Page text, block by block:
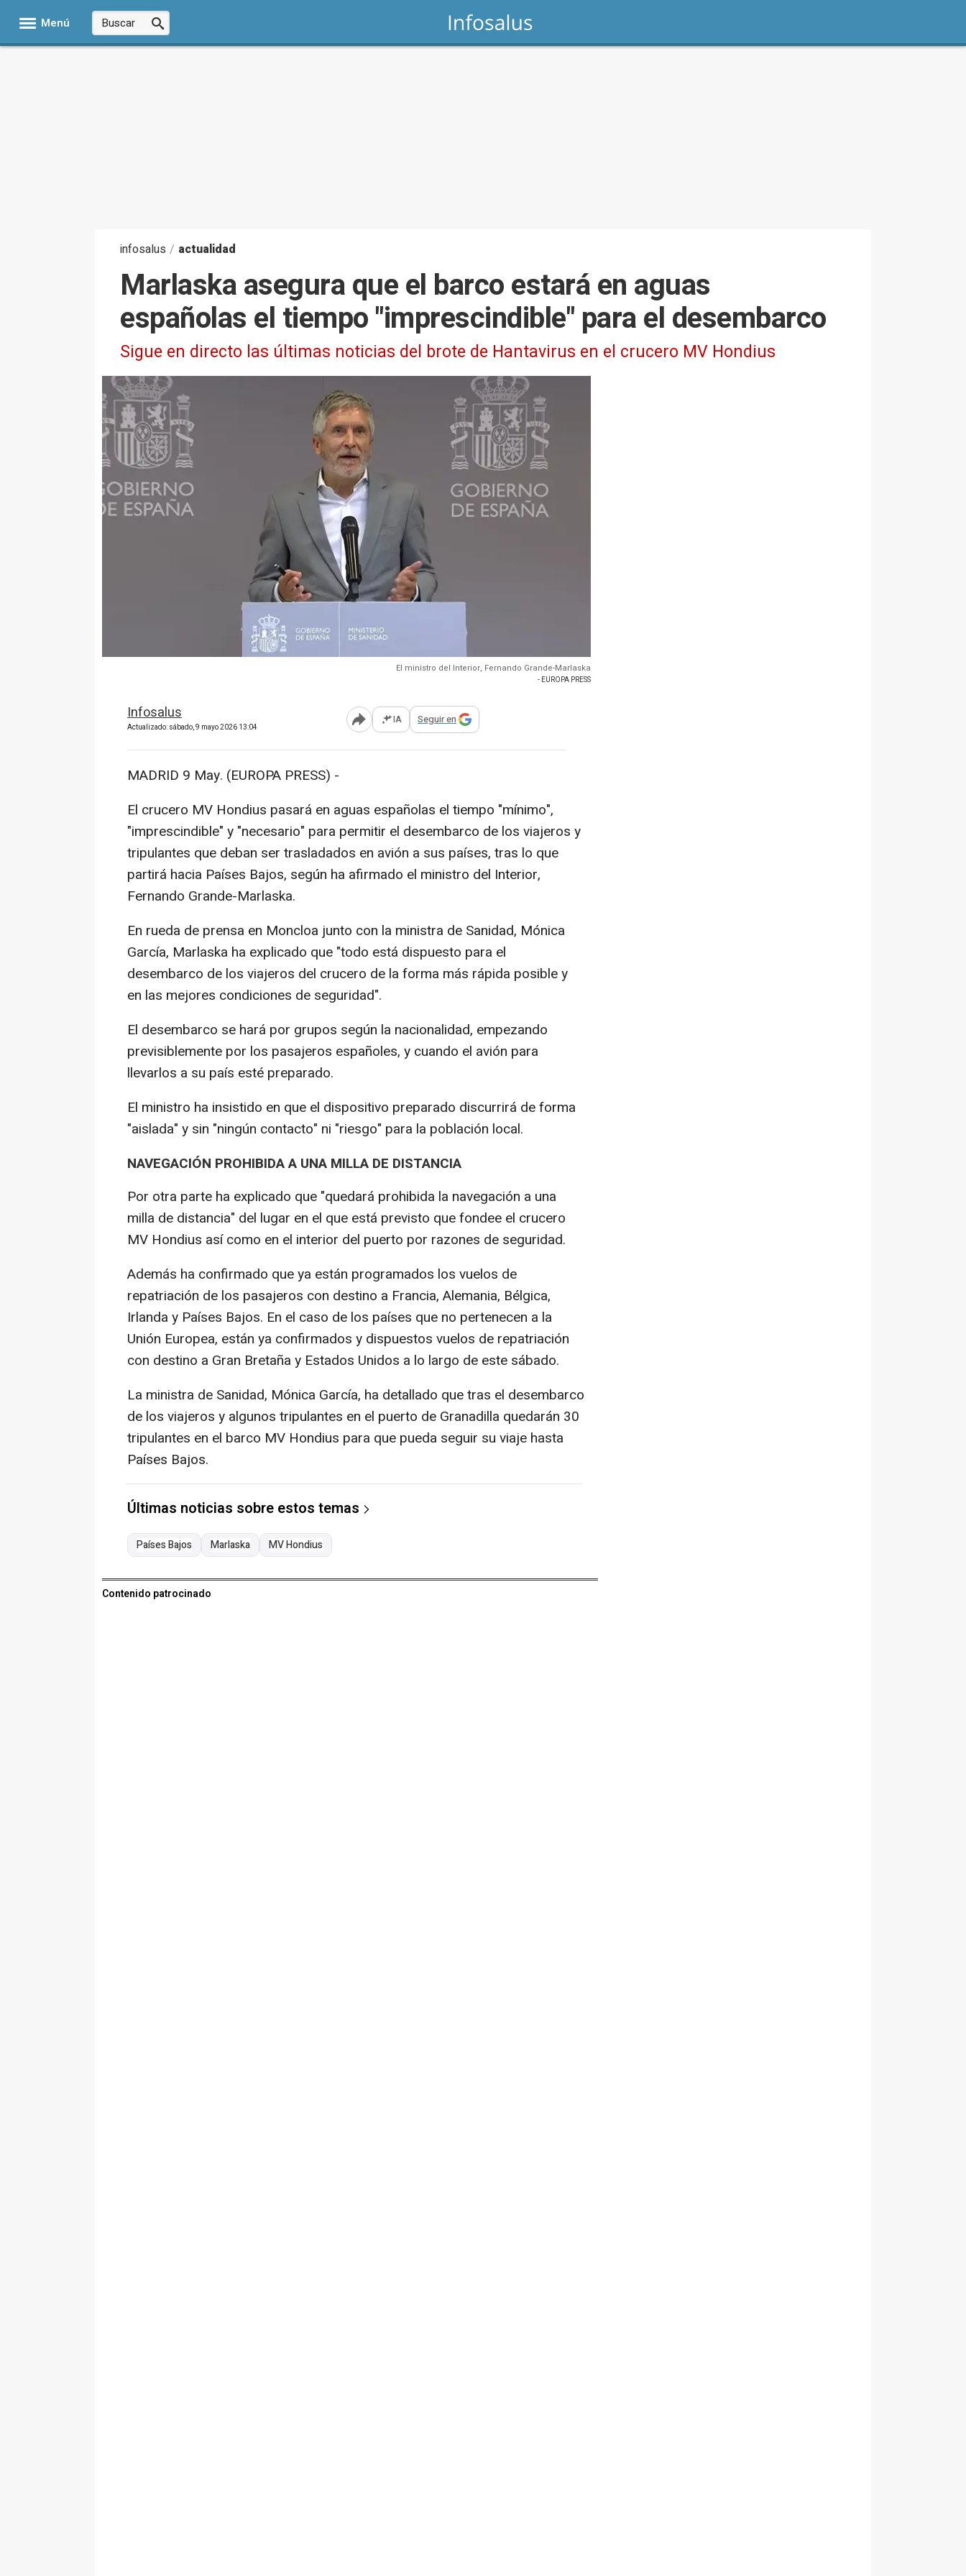
Menú
infosalus / actualidad
Marlaska asegura que el barco estará en aguas
españolas el tiempo "imprescindible" para el desembarco
Sigue en directo las últimas noticias del brote de Hantavirus en el crucero MV Hondius
El ministro del Interior, Fernando Grande-Marlaska
- EUROPA PRESS
Infosalus
Actualizado: sábado, 9 mayo 2026 13:04 Abrir opciones para compartir
IA Seguir en
MADRID 9 May. (EUROPA PRESS) -
El crucero MV Hondius pasará en aguas españolas el tiempo "mínimo",
"imprescindible" y "necesario" para permitir el desembarco de los viajeros y
tripulantes que deban ser trasladados en avión a sus países, tras lo que
partirá hacia Países Bajos, según ha afirmado el ministro del Interior,
Fernando Grande-Marlaska.
En rueda de prensa en Moncloa junto con la ministra de Sanidad, Mónica
García, Marlaska ha explicado que "todo está dispuesto para el
desembarco de los viajeros del crucero de la forma más rápida posible y
en las mejores condiciones de seguridad".
El desembarco se hará por grupos según la nacionalidad, empezando
previsiblemente por los pasajeros españoles, y cuando el avión para
llevarlos a su país esté preparado.
El ministro ha insistido en que el dispositivo preparado discurrirá de forma
"aislada" y sin "ningún contacto" ni "riesgo" para la población local.
NAVEGACIÓN PROHIBIDA A UNA MILLA DE DISTANCIA
Por otra parte ha explicado que "quedará prohibida la navegación a una
milla de distancia" del lugar en el que está previsto que fondee el crucero
MV Hondius así como en el interior del puerto por razones de seguridad.
Además ha confirmado que ya están programados los vuelos de
repatriación de los pasajeros con destino a Francia, Alemania, Bélgica,
Irlanda y Países Bajos. En el caso de los países que no pertenecen a la
Unión Europea, están ya confirmados y dispuestos vuelos de repatriación
con destino a Gran Bretaña y Estados Unidos a lo largo de este sábado.
La ministra de Sanidad, Mónica García, ha detallado que tras el desembarco
de los viajeros y algunos tripulantes en el puerto de Granadilla quedarán 30
tripulantes en el barco MV Hondius para que pueda seguir su viaje hasta
Países Bajos.
Últimas noticias sobre estos temas
Países Bajos Marlaska MV Hondius
Contenido patrocinado